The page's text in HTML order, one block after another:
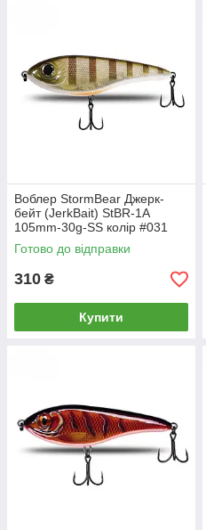
Воблер StormBear Джерк-
бейт (JerkBait) StBR-1A
105mm-30g-SS колір #031
Готово до відправки
310 ₴
Купити